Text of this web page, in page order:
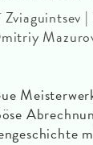
Zviaguintsev